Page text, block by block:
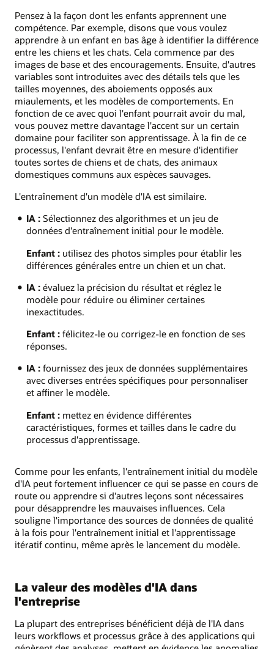
Pensez à la façon dont les enfants apprennent une
compétence. Par exemple, disons que vous voulez
apprendre à un enfant en bas âge à identifier la différence
entre les chiens et les chats. Cela commence par des
images de base et des encouragements. Ensuite, d'autres
variables sont introduites avec des détails tels que les
tailles moyennes, des aboiements opposés aux
miaulements, et les modèles de comportements. En
fonction de ce avec quoi l'enfant pourrait avoir du mal,
vous pouvez mettre davantage l'accent sur un certain
domaine pour faciliter son apprentissage. À la fin de ce
processus, l'enfant devrait être en mesure d'identifier
toutes sortes de chiens et de chats, des animaux
domestiques communs aux espèces sauvages.
L'entraînement d'un modèle d'IA est similaire.
IA :Sélectionnez des algorithmes et un jeu de
données d'entraînement initial pour le modèle.
Enfant :utilisez des photos simples pour établir les
différences générales entre un chien et un chat.
IA :évaluez la précision du résultat et réglez le
modèle pour réduire ou éliminer certaines
inexactitudes.
Enfant :félicitez-le ou corrigez-le en fonction de ses
réponses.
IA :fournissez des jeux de données supplémentaires
avec diverses entrées spécifiques pour personnaliser
et affiner le modèle.
Enfant :mettez en évidence différentes
caractéristiques, formes et tailles dans le cadre du
processus d'apprentissage.
Comme pour les enfants, l'entraînement initial du modèle
d'IA peut fortement influencer ce qui se passe en cours de
route ou apprendre si d'autres leçons sont nécessaires
pour désapprendre les mauvaises influences. Cela
souligne l'importance des sources de données de qualité
à la fois pour l'entraînement initial et l'apprentissage
itératif continu, même après le lancement du modèle.
La valeur des modèles d'IA dans
l'entreprise
La plupart des entreprises bénéficient déjà de l'IA dans
leurs workflows et processus grâce à des applications qui